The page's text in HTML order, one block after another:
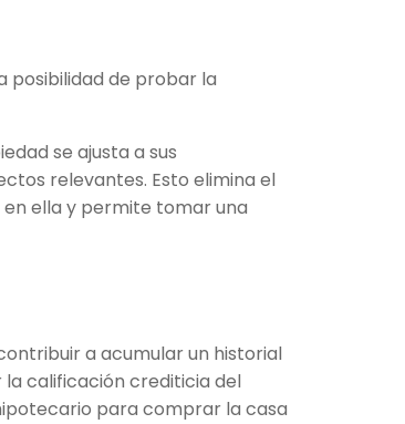
posibilidad de probar la
se ajusta a sus
relevantes. Esto elimina el
ella y permite tomar una
a acumular un historial
calificación crediticia del
para comprar la casa